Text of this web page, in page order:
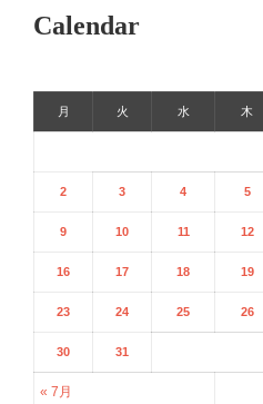
Calendar
月 火 水 木
« 7月
2 3 4 5
9 10 11 12
16 17 18 19
23 24 25 26
30 31